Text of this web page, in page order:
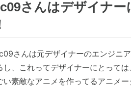
さんはデザイナ
さんは元デザイナーのエンジニ
し、これってデザイナーにとって
い素敵なアニメを作ってるアニメ